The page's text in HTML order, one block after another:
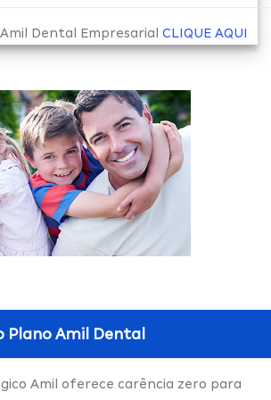
Dental Empresarial CLIQUE AQUI
Plano Amil Dental
Amil oferece carência zero para